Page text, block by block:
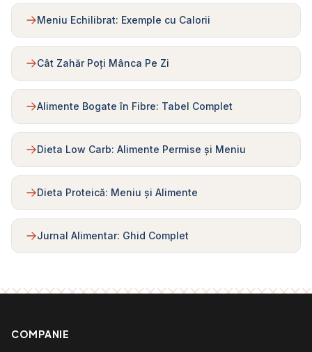
Meniu Echilibrat: Exemple cu Calorii
Cât Zahăr Poți Mânca Pe Zi
Alimente Bogate în Fibre: Tabel Complet
Dieta Low Carb: Alimente Permise și Meniu
Dieta Proteică: Meniu și Alimente
Jurnal Alimentar: Ghid Complet
COMPANIE